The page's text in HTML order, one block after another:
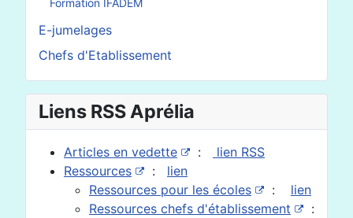
Formation IFADEM
E-jumelages
Chefs d'Etablissement
Liens RSS Aprélia
Articles en vedette :
lien RSS
Ressources
: lien
Ressources pour les écoles
: lien
Ressources chefs d'établissement
: